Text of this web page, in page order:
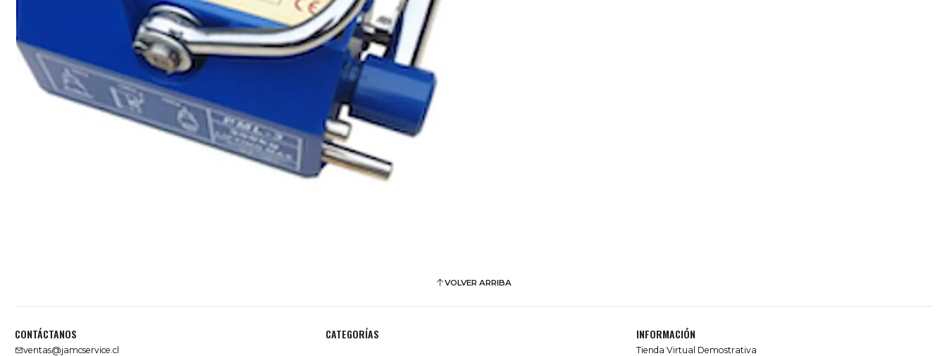
VOLVER ARRIBA
CONTÁCTANOS
ventas@jamcservice.cl
CATEGORÍAS INFORMACIÓN
Tienda Virtual Demostrativa